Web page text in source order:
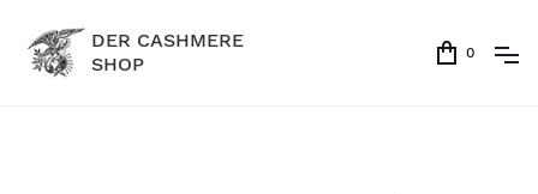
DER CASHMERE
SHOP
0